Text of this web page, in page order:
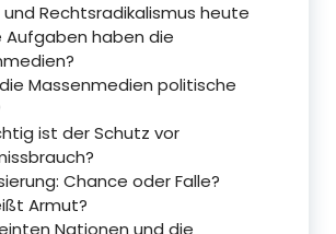
Rechtsradikalismus heute
Aufgaben haben die
Massenmedien politische
ist der Schutz vor
Chance oder Falle?
Armut?
Nationen und die